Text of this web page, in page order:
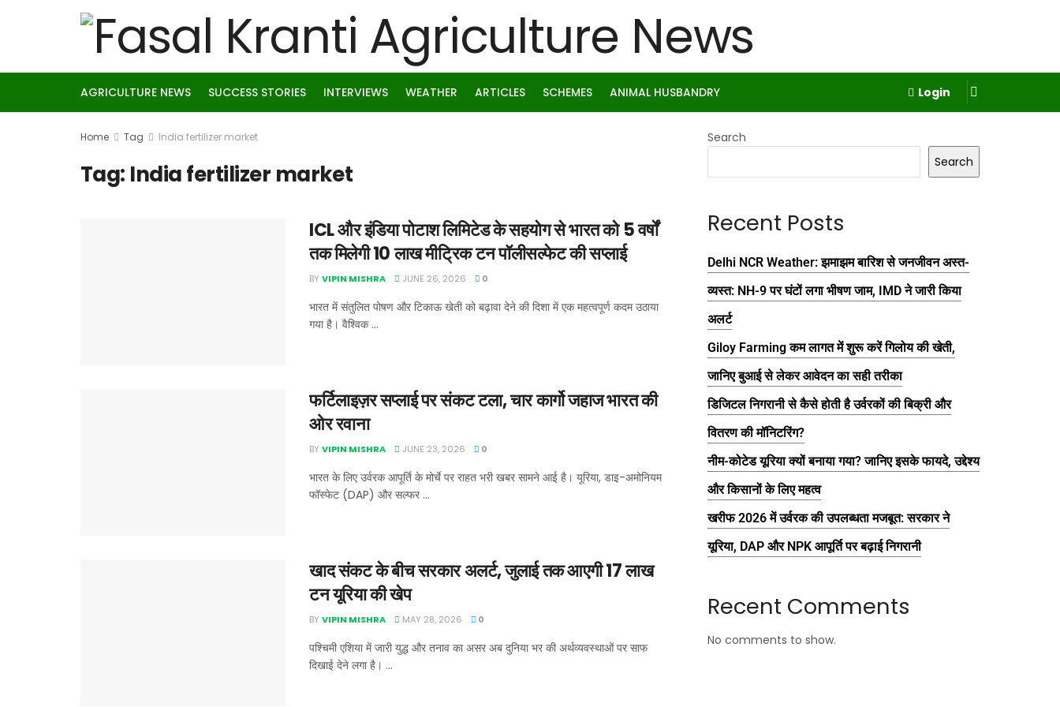
AGRICULTURE NEWS SUCCESS STORIES INTERVIEWS WEATHER ARTICLES SCHEMES ANIMAL HUSBANDRY Login
Home Tag India fertilizer market
Tag: India fertilizer market
ICL और इंडिया पोटाश लिमिटेड के सहयोग से भारत को 5 वर्षों
तक मिलेगी 10 लाख मीट्रिक टन पॉलीसल्फेट की सप्लाई
BY VIPIN MISHRA JUNE 26, 2026 0
भारत में संतुलित पोषण और टिकाऊ खेती को बढ़ावा देने की दिशा में एक महत्वपूर्ण कदम उठाया
गया है। वैश्विक ...
फर्टिलाइज़र सप्लाई पर संकट टला, चार कार्गो जहाज भारत की
ओर रवाना
BY VIPIN MISHRA JUNE 23, 2026 0
भारत के लिए उर्वरक आपूर्ति के मोर्चे पर राहत भरी खबर सामने आई है। यूरिया, डाइ-अमोनियम
फॉस्फेट (DAP) और सल्फर ...
खाद संकट के बीच सरकार अलर्ट, जुलाई तक आएगी 17 लाख
टन यूरिया की खेप
BY VIPIN MISHRA MAY 28, 2026 0
पश्चिमी एशिया में जारी युद्ध और तनाव का असर अब दुनिया भर की अर्थव्यवस्थाओं पर साफ
दिखाई देने लगा है। ...
Search
Search
Recent Posts
Delhi NCR Weather: झमाझम बारिश से जनजीवन अस्त-
व्यस्त: NH-9 पर घंटों लगा भीषण जाम, IMD ने जारी किया
अलर्ट
Giloy Farming कम लागत में शुरू करें गिलोय की खेती,
जानिए बुआई से लेकर आवेदन का सही तरीका
डिजिटल निगरानी से कैसे होती है उर्वरकों की बिक्री और
वितरण की मॉनिटरिंग?
नीम-कोटेड यूरिया क्यों बनाया गया? जानिए इसके फायदे, उद्देश्य
और किसानों के लिए महत्व
खरीफ 2026 में उर्वरक की उपलब्धता मजबूत: सरकार ने
यूरिया, DAP और NPK आपूर्ति पर बढ़ाई निगरानी
Recent Comments
No comments to show.